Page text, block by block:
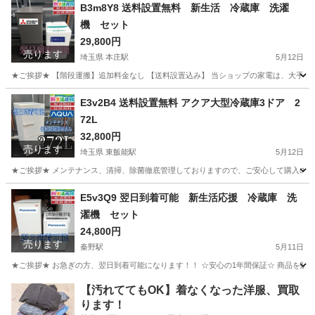
千葉 千葉市 市役所前駅 生活家電 ショップ
売ります
B3m8Y8 送料設置無料 新生活 冷蔵庫 洗濯
機 セット
29,800円
埼玉県 本庄駅 5月12日
★ご挨拶★ 【階段運搬】追加料金なし 【送料設置込み】 当ショップの家電は、大手
埼玉 本庄市 生活家電
売ります
E3v2B4 送料設置無料 アクア大型冷蔵庫3ドア 2
72L
32,800円
埼玉県 東飯能駅 5月12日
★ご挨拶★ メンテナンス、清掃、除菌徹底管理しておりますので、ご安心して購入の
埼玉 飯能市 生活家電 地域
売ります
E5v3Q9 翌日到着可能 新生活応援 冷蔵庫 洗
濯機 セット
24,800円
秦野駅 5月11日
★ご挨拶★ お急ぎの方、翌日到着可能になります！！ ☆安心の1年間保証☆ 商品を販
神奈川 秦野市 秦野駅 生活家電 ショップ
【汚れててもOK】着なくなった洋服、買取
ります！